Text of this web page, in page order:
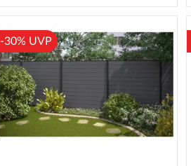
-30% UVP